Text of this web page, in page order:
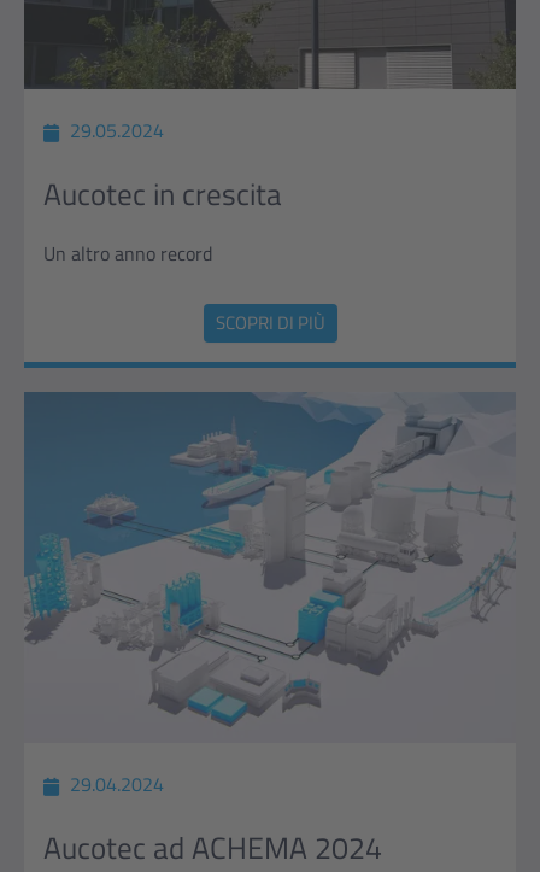
29.05.2024
Aucotec in crescita
Un altro anno record
SCOPRI DI PIÙ
29.04.2024
Aucotec ad ACHEMA 2024